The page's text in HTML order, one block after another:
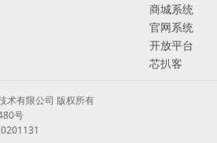
商城系统
官网系统
开放平台
芯扒客
术有限公司 版权所有
号